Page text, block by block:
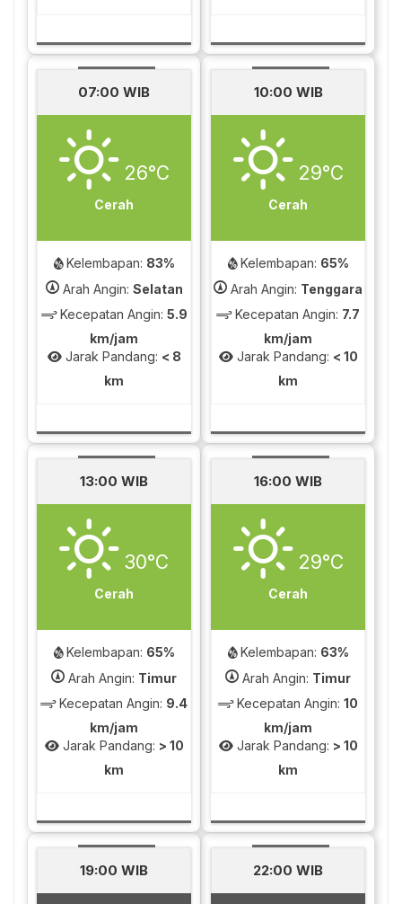
07:00 WIB
26°C
Cerah
Kelembapan: 83%
Arah Angin: Selatan
Kecepatan Angin: 5.9
km/jam
Jarak Pandang: < 8
km
10:00 WIB
29°C
Cerah
Kelembapan: 65%
Arah Angin: Tenggara
Kecepatan Angin: 7.7
km/jam
Jarak Pandang: < 10
km
13:00 WIB
30°C
Cerah
Kelembapan: 65%
Arah Angin: Timur
Kecepatan Angin: 9.4
km/jam
Jarak Pandang: > 10
km
16:00 WIB
29°C
Cerah
Kelembapan: 63%
Arah Angin: Timur
Kecepatan Angin: 10
km/jam
Jarak Pandang: > 10
km
19:00 WIB 22:00 WIB